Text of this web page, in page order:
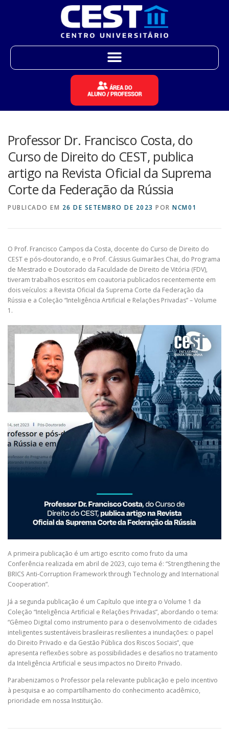
Professor Dr. Francisco Costa, do
Curso de Direito do CEST, publica
artigo na Revista Oficial da Suprema
Corte da Federação da Rússia
PUBLICADO EM 26 DE SETEMBRO DE 2023 POR NCM01
O Prof. Francisco Campos da Costa, docente do Curso de Direito do
CEST e pós-doutorando, e o Prof. Cássius Guimarães Chai, do Programa
de Mestrado e Doutorado da Faculdade de Direito de Vitória (FDV),
tiveram trabalhos escritos em coautoria publicados recentemente em
dois veículos: a Revista Oficial da Suprema Corte da Federação da
Rússia e a Coleção “Inteligência Artificial e Relações Privadas” – Volume
1.
A primeira publicação é um artigo escrito como fruto da uma
Conferência realizada em abril de 2023, cujo tema é: “Strengthening the
BRICS Anti-Corruption Framework through Technology and International
Cooperation”.
Já a segunda publicação é um Capítulo que integra o Volume 1 da
Coleção “Inteligência Artificial e Relações Privadas”, abordando o tema:
“Gêmeo Digital como instrumento para o desenvolvimento de cidades
inteligentes sustentáveis brasileiras resilientes a inundações: o papel
do Direito Privado e da Gestão Pública dos Riscos Sociais”, que
apresenta reflexões sobre as possibilidades e desafios no tratamento
da Inteligência Artificial e seus impactos no Direito Privado.
Parabenizamos o Professor pela relevante publicação e pelo incentivo
à pesquisa e ao compartilhamento do conhecimento acadêmico,
prioridade em nossa Instituição.